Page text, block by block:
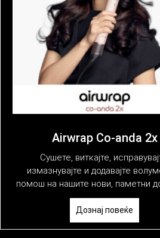
Airwrap Co-anda 2x
Сушете, виткајте,
измазнувајте и додавајте
помош на нашите нови, паметни
Дознај повеќе